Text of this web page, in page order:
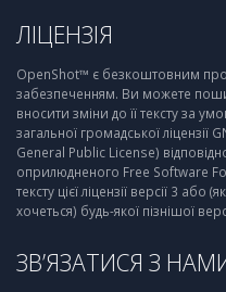
ЛІЦЕНЗІЯ
OpenShot™ є безкоштовним
забезпеченням. Ви можете
вносити зміни до її тексту за
загальної громадської ліцензії
General Public License)
оприлюдненого Free Software
тексту цієї ліцензії версії 3 або
хочеться) будь-якої пізнішої
ЗВ’ЯЗАТИСЯ З